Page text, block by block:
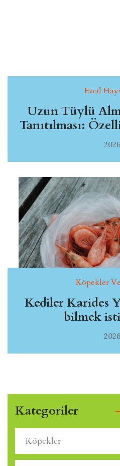
Evcil
Uzun Tüylü
Tanıtılması:
2026
Köpekler
Kediler Karides
bilmek
2026
Kategoriler
Köpekler